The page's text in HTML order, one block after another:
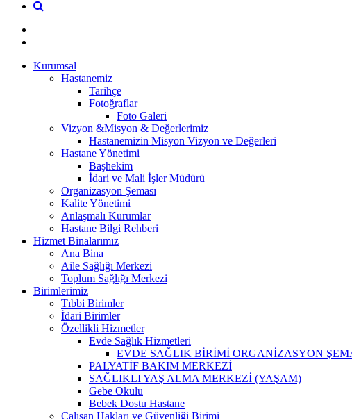
Kurumsal
Hastanemiz
Tarihçe
Fotoğraflar
Foto Galeri
Vizyon &Misyon & Değerlerimiz
Hastanemizin Misyon Vizyon ve Değerleri
Hastane Yönetimi
Başhekim
İdari ve Mali İşler Müdürü
Organizasyon Şeması
Kalite Yönetimi
Anlaşmalı Kurumlar
Hastane Bilgi Rehberi
Hizmet Binalarımız
Ana Bina
Aile Sağlığı Merkezi
Toplum Sağlığı Merkezi
Birimlerimiz
Tıbbi Birimler
İdari Birimler
Özellikli Hizmetler
Evde Sağlık Hizmetleri
EVDE SAĞLIK BİRİMİ ORGANİZASYON
PALYATİF BAKIM MERKEZİ
SAĞLIKLI YAŞ ALMA MERKEZİ (YAŞAM)
Gebe Okulu
Bebek Dostu Hastane
Çalışan Hakları ve Güvenliği Birimi